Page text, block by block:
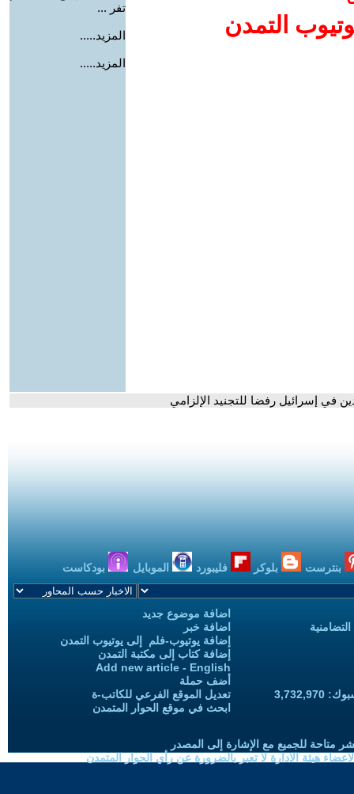
التمدن
تفر ...
المزيد.....
المزيد.....
في إسرائيل رفضا للتجنيد الإلزامي
بنترست بلوكر فليبورد الموبايل بودكاست
اضافة موضوع جديد
اضافة خبر
إضافة يوتيوب-فلم إلى يوتيوب التمدن
إضافة كتاب إلى مكتبة التمدن
Add new article - English
أضف حملة
تعديل الموقع الفرعي للكاتب-ة
ابحث في موقع الحوار المتمدن
متاحة للجميع مع الإشارة إلى المصدر
هيئة الادارة لا تعبر بالضرورة عن رأي الحوار المتمدن